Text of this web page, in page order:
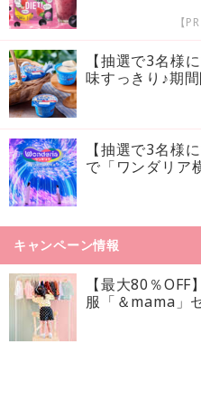
【
【抽選で3名様
味すっきり♪期
【抽選で3名様
で「ワンダリア
キャンペーン情報
【最大80％
服「＆mama」